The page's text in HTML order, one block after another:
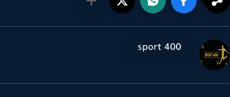
sport 400